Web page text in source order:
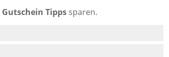
Gutschein Tipps sparen.